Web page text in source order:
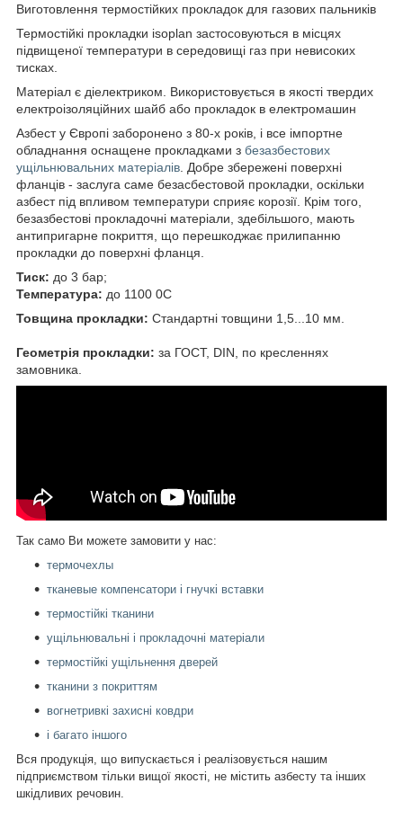
Виготовлення термостійких прокладок для газових пальників
Термостійкі прокладки isoplan застосовуються в місцях
підвищеної температури в середовищі газ при невисоких
тисках.
Матеріал є діелектриком. Використовується в якості твердих
електроізоляційних шайб або прокладок в електромашин
Азбест у Європі заборонено з 80-х років, і все імпортне
обладнання оснащене прокладками з безазбестових
ущільнювальних матеріалів . Добре збережені поверхні
фланців - заслуга саме безасбестовой прокладки, оскільки
азбест під впливом температури сприяє корозії. Крім того,
безазбестові прокладочні матеріали, здебільшого, мають
антипригарне покриття, що перешкоджає прилипанню
прокладки до поверхні фланця.
Тиск: до 3 бар;
Температура: до 1100 0С
Товщина прокладки: Стандартні товщини 1,5...10 мм.
Геометрія прокладки: за ГОСТ, DIN, по кресленнях
замовника.
Так само Ви можете замовити у нас:
термочехлы
тканевые компенсатори і гнучкі вставки
термостійкі тканини
ущільнювальні і прокладочні матеріали
термостійкі ущільнення дверей
тканини з покриттям
вогнетривкі захисні ковдри
і багато іншого
Вся продукція, що випускається і реалізовується нашим
підприємством тільки вищої якості, не містить азбесту та інших
шкідливих речовин.